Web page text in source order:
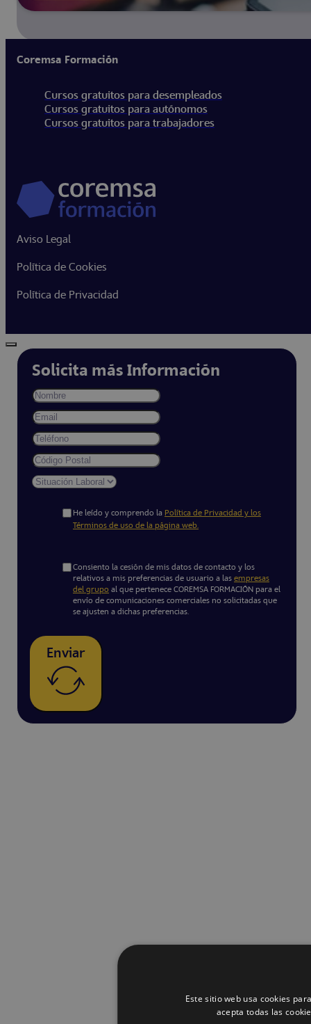
Coremsa Formación
Cursos gratuitos para desempleados
Cursos gratuitos para autónomos
Cursos gratuitos para trabajadores
Aviso Legal
Política de Cookies
Política de Privacidad
Solicita más Información
He leído y comprendo la Política de Privacidad y los
Términos de uso de la página web.
Consiento la cesión de mis datos de contacto y los
relativos a mis preferencias de usuario a las empresas
del grupo al que pertenece COREMSA FORMACIÓN para el
envío de comunicaciones comerciales no solicitadas que
se ajusten a dichas preferencias.
Enviar
Este sitio web usa cookies
acepta todas las